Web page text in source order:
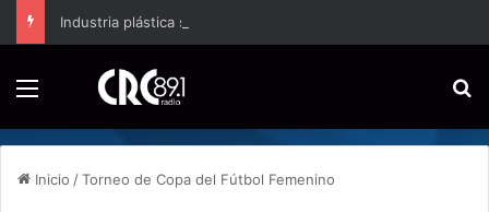
Industria plástica se suma a la economía circular
Inicio /Torneo de Copa del Fútbol Femenino